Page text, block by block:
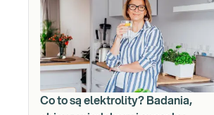
Co to są elektrolity? Badania,